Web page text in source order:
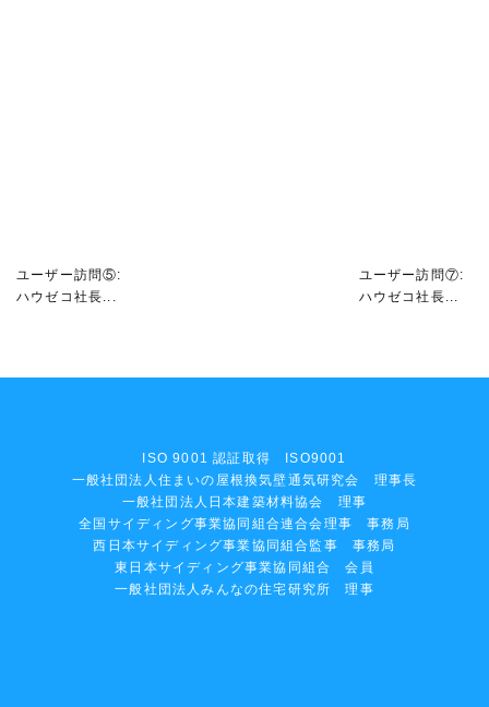
ユーザー訪問⑤:
ハウゼコ社長...
ユーザー訪問⑦:
ハウゼコ社長...
ISO 9001 認証取得 ISO9001
一般社団法人住まいの屋根換気壁通気研究会 理事長
一般社団法人日本建築材料協会 理事
全国サイディング事業協同組合連合会理事 事務局
西日本サイディング事業協同組合監事 事務局
東日本サイディング事業協同組合 会員
一般社団法人みんなの住宅研究所 理事